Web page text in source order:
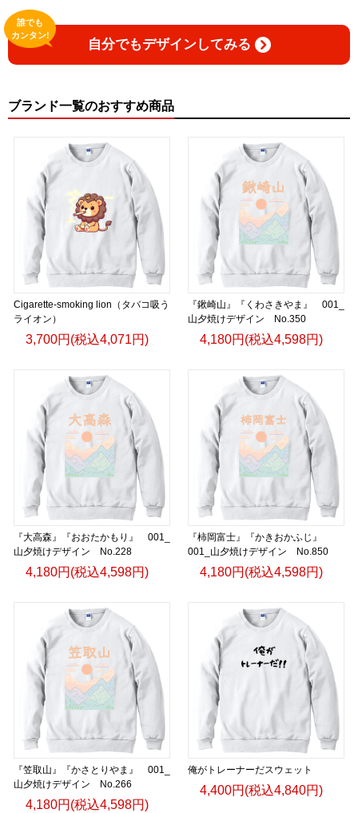
自分でもデザインしてみる
誰でも
カンタン!
ブランド一覧のおすすめ商品
Cigarette-smoking lion（タバコ吸う
ライオン）
3,700円(税込4,071円)
『鍬崎山』『くわさきやま』 001_
山夕焼けデザイン No.350
4,180円(税込4,598円)
『大高森』『おおたかもり』 001_
山夕焼けデザイン No.228
4,180円(税込4,598円)
『柿岡富士』『かきおかふじ』
001_山夕焼けデザイン No.850
4,180円(税込4,598円)
『笠取山』『かさとりやま』 001_
山夕焼けデザイン No.266
4,180円(税込4,598円)
俺がトレーナーだスウェット
4,400円(税込4,840円)